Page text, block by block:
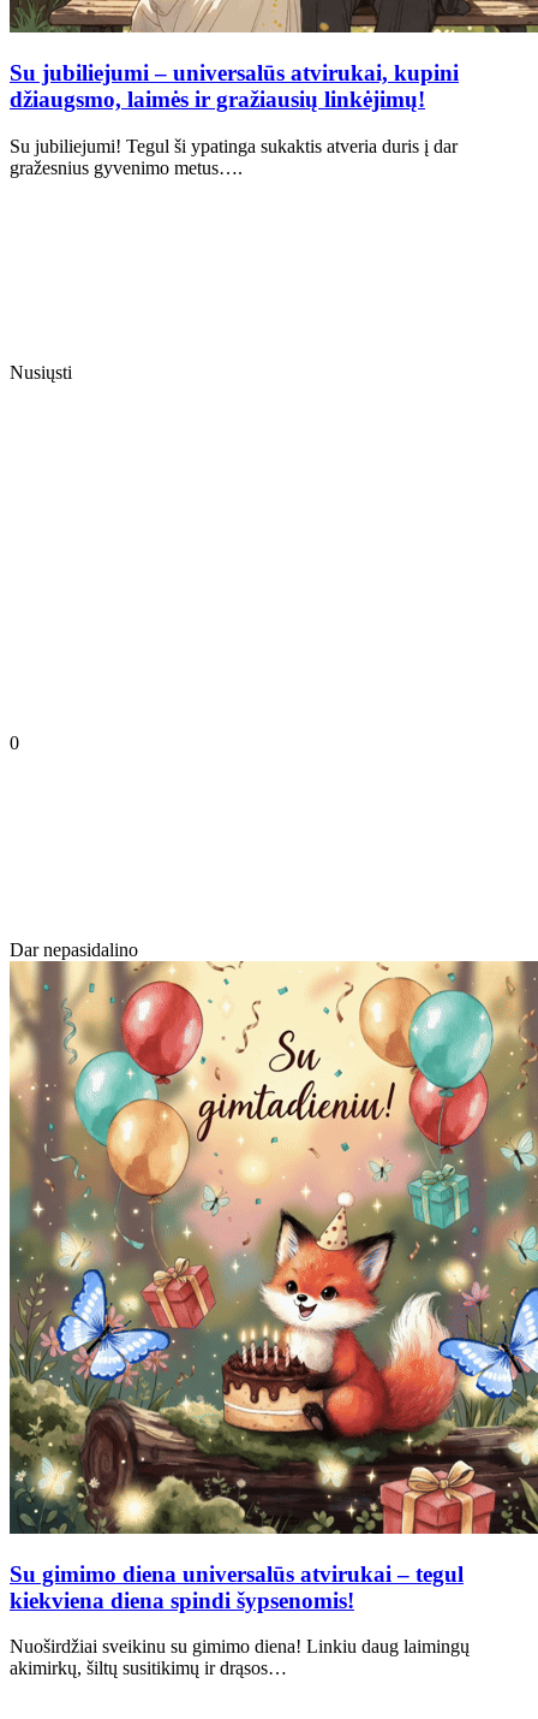
Su jubiliejumi – universalūs atvirukai, kupini
džiaugsmo, laimės ir gražiausių linkėjimų!
Su jubiliejumi! Tegul ši ypatinga sukaktis atveria duris į dar
gražesnius gyvenimo metus….
Nusiųsti
0
Dar nepasidalino
Su gimimo diena universalūs atvirukai – tegul
kiekviena diena spindi šypsenomis!
Nuoširdžiai sveikinu su gimimo diena! Linkiu daug laimingų
akimirkų, šiltų susitikimų ir drąsos…